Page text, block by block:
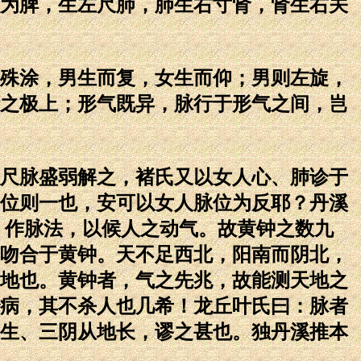
脾，生左尺肺，肺生右寸肾，肾生右关
，男生而复，女生而仰；男则左旋，
极上；形气既异，脉行于形气之间，岂
盛弱解之，褚氏又以女人心、肺诊于
则一也，安可以女人脉位为反耶？丹溪
脉法，以候人之动气。故黄钟之数九
合于黄钟。天不足西北，阳南而阴北，
也。黄钟者，气之先兆，故能测天地之
，其不杀人也几希！龙丘叶氏曰：脉者
、三阴从地长，谬之甚也。独丹溪推本